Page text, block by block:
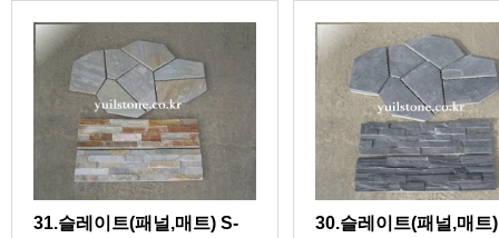
31.슬레이트(패널,매트) S- 30.슬레이트(패널,매트